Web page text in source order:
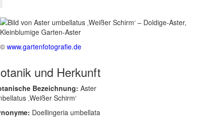
© www.gartenfotografie.de
und Herkunft
Bezeichnung: Aster
‚Weißer Schirm‘
Doellingeria umbellata